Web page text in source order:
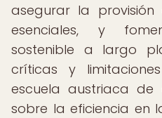
asegurar la provisión
esenciales, y
sostenible a largo
críticas y
escuela austriaca
sobre la eficiencia en